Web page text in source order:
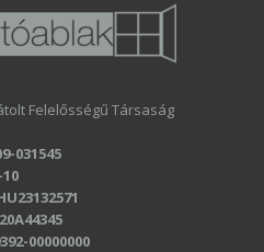
Felelősségű Társaság
031545
20A44345
00000000